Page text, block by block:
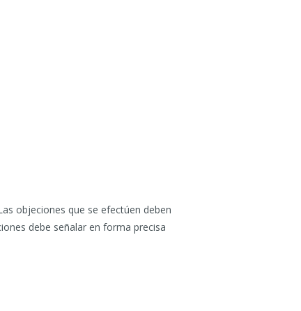
objeciones que se efectúen deben
debe señalar en forma precisa